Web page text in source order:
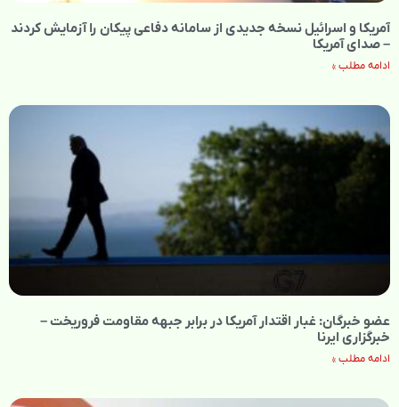
آمریکا و اسرائیل نسخه جدیدی از سامانه دفاعی پیکان را آزمایش کردند
– صدای آمریکا
ادامه مطلب »
عضو خبرگان: غبار اقتدار آمریکا در برابر جبهه مقاومت فروریخت –
خبرگزاری ایرنا
ادامه مطلب »